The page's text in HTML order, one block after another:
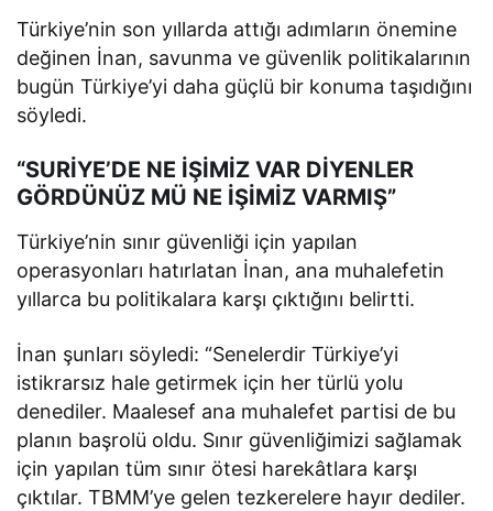
Türkiye’nin son yıllarda attığı adımların önemine
değinen İnan, savunma ve güvenlik politikalarının
bugün Türkiye’yi daha güçlü bir konuma taşıdığını
söyledi.
“SURİYE’DE NE İŞİMİZ VAR DİYENLER
GÖRDÜNÜZ MÜ NE İŞİMİZ VARMIŞ”
Türkiye’nin sınır güvenliği için yapılan
operasyonları hatırlatan İnan, ana muhalefetin
yıllarca bu politikalara karşı çıktığını belirtti.
İnan şunları söyledi: “Senelerdir Türkiye’yi
istikrarsız hale getirmek için her türlü yolu
denediler. Maalesef ana muhalefet partisi de bu
planın başrolü oldu. Sınır güvenliğimizi sağlamak
için yapılan tüm sınır ötesi harekâtlara karşı
çıktılar. TBMM’ye gelen tezkerelere hayır dediler.